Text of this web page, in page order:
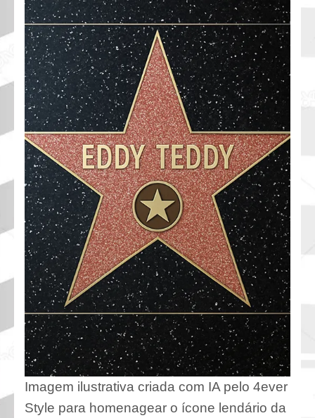
Imagem ilustrativa criada com IA pelo 4ever
Style para homenagear o ícone lendário da